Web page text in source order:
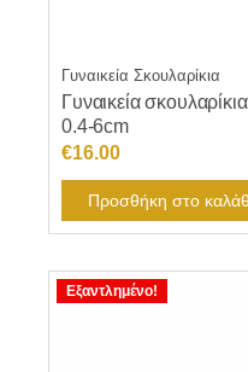
Γυναικεία Σκουλαρίκια
Γυναικεία
0.4-6cm
€16.00
Προσθήκη στο
Εξαντλημένο!